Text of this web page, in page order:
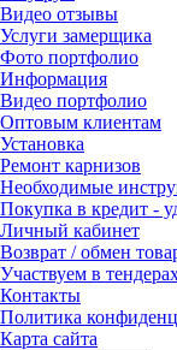
Видео отзывы
Услуги замерщика
Фото портфолио
Информация
Видео портфолио
Оптовым клиентам
Установка
Ремонт карнизов
Необходимые
Покупка в кредит -
Личный кабинет
Возврат / обмен
Участвуем в
Контакты
Политика
Карта сайта